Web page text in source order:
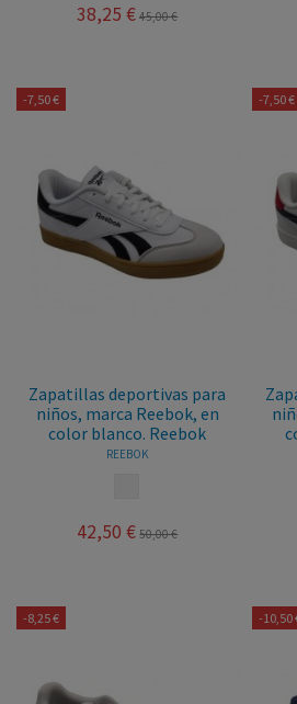
38,25 € 45,00 €
-7,50 €
Zapatillas deportivas para
niños, marca Reebok, en
color blanco. Reebok
REEBOK
42,50 € 50,00 €
-7,50 €
-8,25 € -10,50